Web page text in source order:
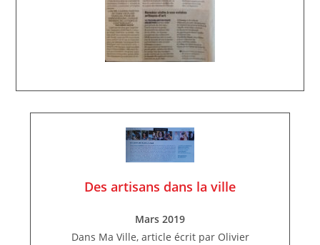
Des artisans dans la ville
Mars 2019
Dans Ma Ville, article écrit par Olivier